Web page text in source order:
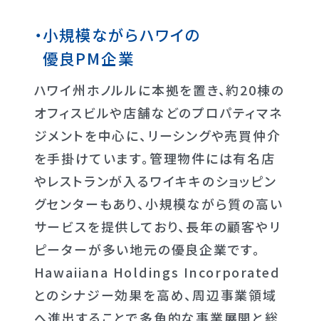
小規模ながらハワイの
優良PM企業
ハワイ州ホノルルに本拠を置き、約20棟の
オフィスビルや店舗などのプロパティマネ
ジメントを中心に、リーシングや売買仲介
を手掛けています。管理物件には有名店
やレストランが入るワイキキのショッピン
グセンターもあり、小規模ながら質の高い
サービスを提供しており、長年の顧客やリ
ピーターが多い地元の優良企業です。
Hawaiiana Holdings Incorporated
とのシナジー効果を高め、周辺事業領域